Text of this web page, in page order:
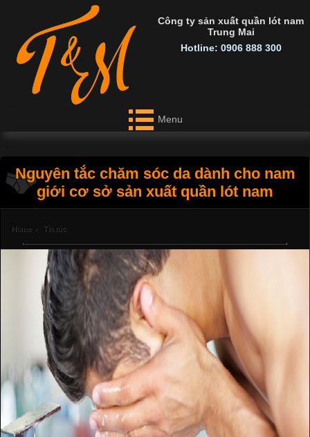
Công ty sản xuất quần lót nam
Trung Mai
Hotline: 0906 888 300
Menu
Nguyên tắc chăm sóc da dành cho nam
giới cơ sở sản xuất quần lót nam
Home › Tin tức